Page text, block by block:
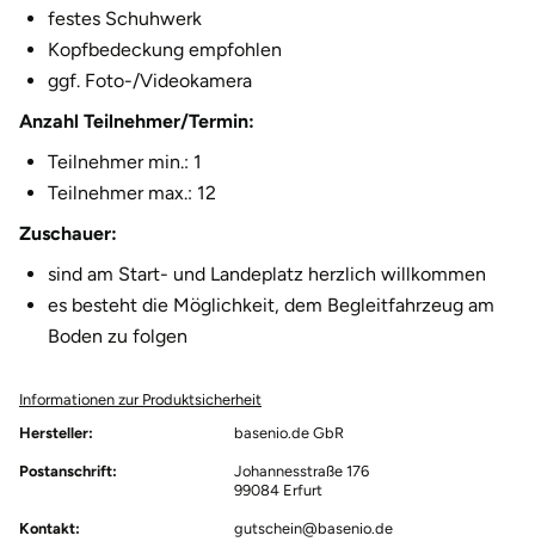
festes Schuhwerk
Kopfbedeckung empfohlen
ggf. Foto-/Videokamera
Anzahl Teilnehmer/Termin:
Teilnehmer min.: 1
Teilnehmer max.: 12
Zuschauer:
sind am Start- und Landeplatz herzlich willkommen
es besteht die Möglichkeit, dem Begleitfahrzeug am
Boden zu folgen
Informationen zur Produktsicherheit
Hersteller:
basenio.de GbR
Postanschrift:
Johannesstraße 176
99084 Erfurt
Kontakt: gutschein@basenio.de
Heldburg
Herzogenaurach
Herzogtum Lauenburg
Homburg
Ibbenbüren
Jena